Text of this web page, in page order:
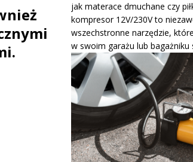
jak materace dmuchane czy
kompresor 12V/230V to
wszechstronne narzędzie,
w swoim garażu lub bagażniku